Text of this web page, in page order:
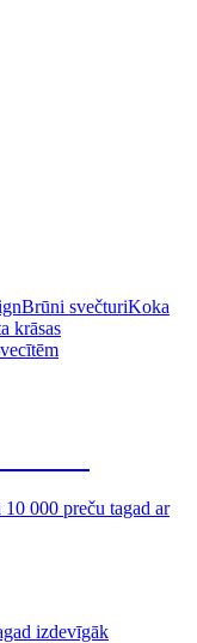
Brūni svečturiKoka
krāsas
000 preču tagad ar
izdevīgāk